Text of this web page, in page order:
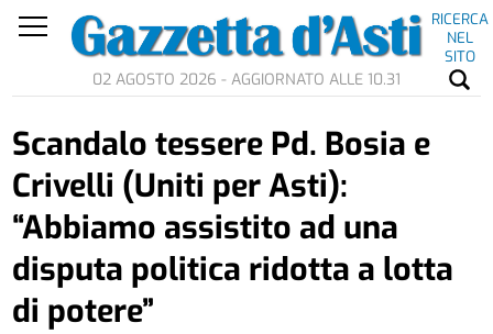
RICERCA
NEL
SITO
02 AGOSTO 2026 - AGGIORNATO ALLE 10.31
Scandalo tessere Pd. Bosia e
Crivelli (Uniti per Asti):
“Abbiamo assistito ad una
disputa politica ridotta a lotta
di potere”